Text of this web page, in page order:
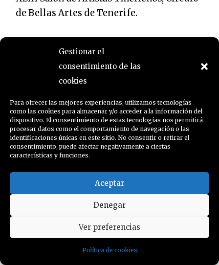
Gestionar el
consentimiento de las
cookies
Para ofrecer las mejores experiencias, utilizamos tecnologías
como las cookies para almacenar y/o acceder a la información del
dispositivo. El consentimiento de estas tecnologías nos permitirá
procesar datos como el comportamiento de navegación o las
identificaciones únicas en este sitio. No consentir o retirar el
consentimiento, puede afectar negativamente a ciertas
características y funciones.
Aceptar
Denegar
Ver preferencias
Política de cookies
de Bellas Artes de Tenerife.
Timeline Stories
Timeline Stories
política de cookies
© maría belén morales, 2026